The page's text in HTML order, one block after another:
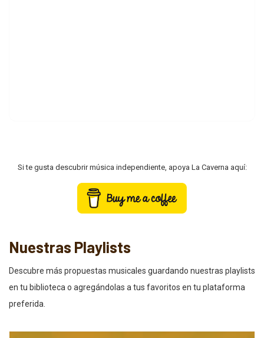
Si te gusta descubrir música independiente, apoya La Caverna aquí:
Nuestras Playlists
Descubre más propuestas musicales guardando nuestras playlists
en tu biblioteca o agregándolas a tus favoritos en tu plataforma
preferida.